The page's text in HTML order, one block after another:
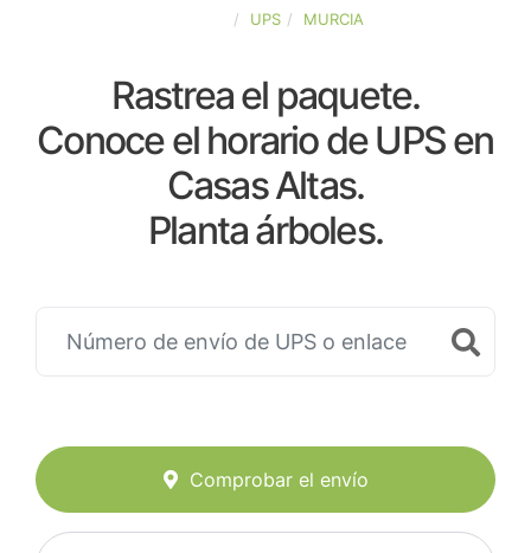
UPS MURCIA
Rastrea el paquete.
Conoce el horario de UPS en
Casas Altas.
Planta árboles.
Comprobar el envío